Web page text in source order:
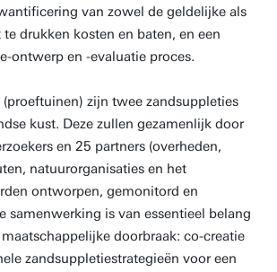
van zowel de geldelijke als
drukken kosten en baten, en een
ontwerp en -evaluatie proces.
zijn twee zandsuppleties
kust. Deze zullen gezamenlijk door
en 25 partners (overheden,
natuurorganisaties en het
ontworpen, gemonitord en
samenwerking is van essentieel belang
doorbraak: co-creatie
zandsuppletiestrategieën voor een